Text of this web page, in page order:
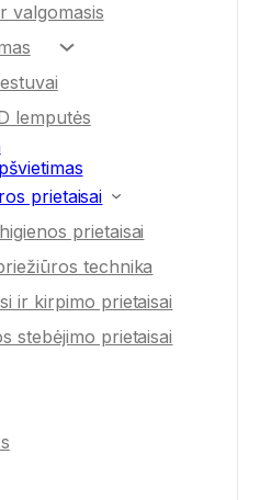
valgomasis
lemputės
prietaisai
prietaisai
technika
ir kirpimo prietaisai
stebėjimo prietaisai